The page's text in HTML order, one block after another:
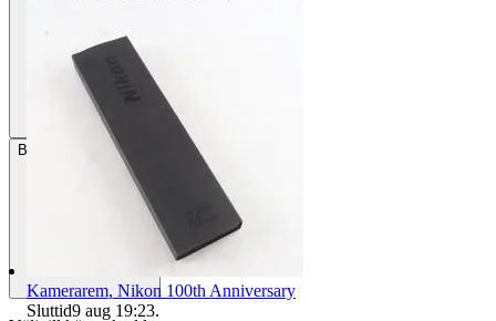
Betalning Via Tradera
Kamerarem, Nikon 100th Anniversary
Sluttid9 aug 19:23.